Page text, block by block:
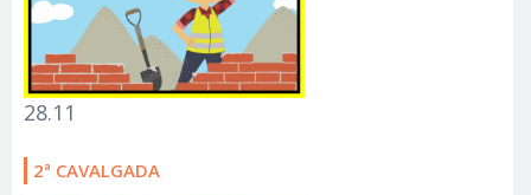
28.11
2ª CAVALGADA